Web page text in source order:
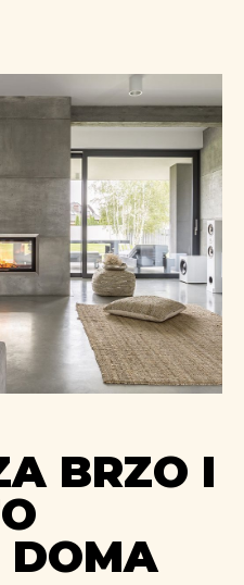
BRZO I
DOMA